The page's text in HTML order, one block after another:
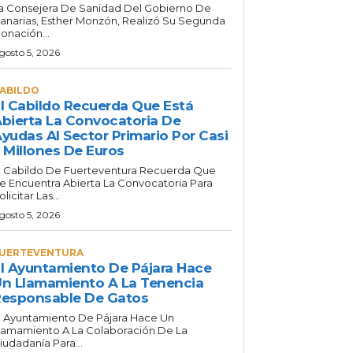
Consejera De Sanidad Del Gobierno De
Esther Monzón, Realizó Su Segunda
5, 2026
Cabildo Recuerda Que Está
La Convocatoria De
Al Sector Primario Por Casi
Millones De Euros
Cabildo De Fuerteventura Recuerda Que
Encuentra Abierta La Convocatoria Para
Las...
5, 2026
Ayuntamiento De Pájara Hace
Llamamiento A La Tenencia
De Gatos
Ayuntamiento De Pájara Hace Un
A La Colaboración De La
Para...